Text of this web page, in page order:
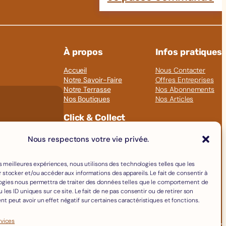
Nous respectons votre vie privée.
meilleures expériences, nous utilisons des technologies telles que les
stocker et/ou accéder aux informations des appareils. Le fait de consentir à
nous permettra de traiter des données telles que le comportement de
les ID uniques sur ce site. Le fait de ne pas consentir ou de retirer son
peut avoir un effet négatif sur certaines caractéristiques et fonctions.
À propos
Accueil
Notre Savoir-Faire
Notre Terrasse
Nos Boutiques
Infos pratiques
Nous Contacter
Offres Entreprises
Nos Abonnements
Nos Articles
Click & Collect
Fromages
Épicerie Fine
Crèmerie
Œufs
Accessoires